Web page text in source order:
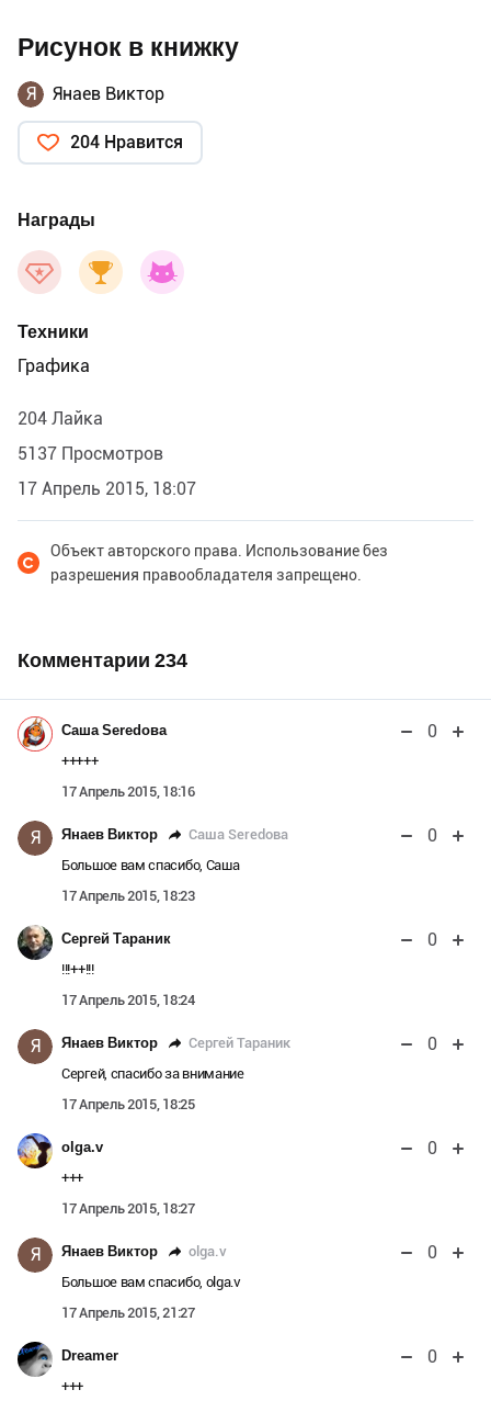
Рисунок в книжку
Я Янаев Виктор
204 Нравится
Награды
Техники
Графика
204 Лайка
5137 Просмотров
17 Апрель 2015, 18:07
Объект авторского права. Использование без
разрешения правообладателя запрещено.
Комментарии 234
Саша Seredова 0
+++++
17 Апрель 2015, 18:16
Я Янаев Виктор Саша Seredова 0
Большое вам спасибо, Саша
17 Апрель 2015, 18:23
Сергей Тараник 0
!!!++!!!
17 Апрель 2015, 18:24
Я Янаев Виктор Сергей Тараник 0
Сергей, спасибо за внимание
17 Апрель 2015, 18:25
olga.v 0
+++
17 Апрель 2015, 18:27
Я Янаев Виктор olga.v 0
Большое вам спасибо, olga.v
17 Апрель 2015, 21:27
Dreamer 0
+++